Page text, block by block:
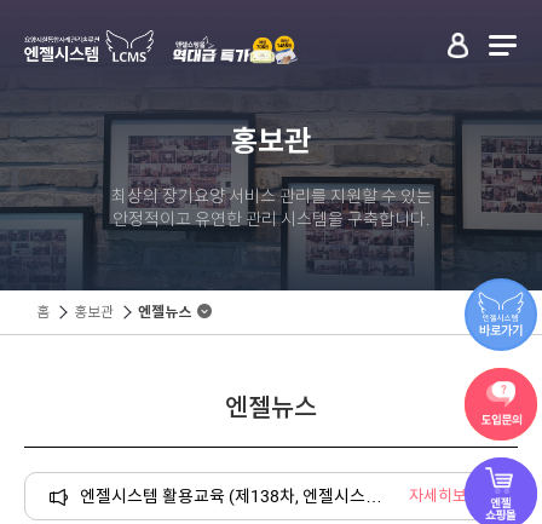
홍보관
최상의 장기요양 서비스 관리를 지원할 수 있는
안정적이고 유연한 관리 시스템을 구축합니다.
홈 홍보관 엔젤뉴스
엔젤뉴스
자세히보기